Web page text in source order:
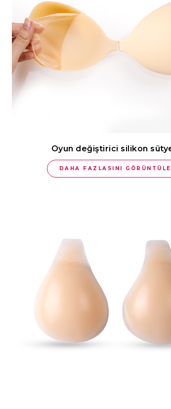
Oyun değiştirici silikon
DAHA FAZLASINI GÖRÜNTÜLE